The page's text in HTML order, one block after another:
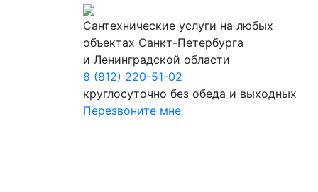
Сантехнические услуги на любых
объектах Санкт-Петербурга
и Ленинградской области
8 (812) 220-51-02
круглосуточно без обеда и выходных
Перезвоните мне